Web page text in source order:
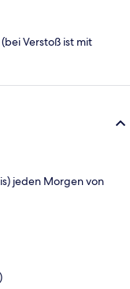
Verstoß ist mit
jeden Morgen von